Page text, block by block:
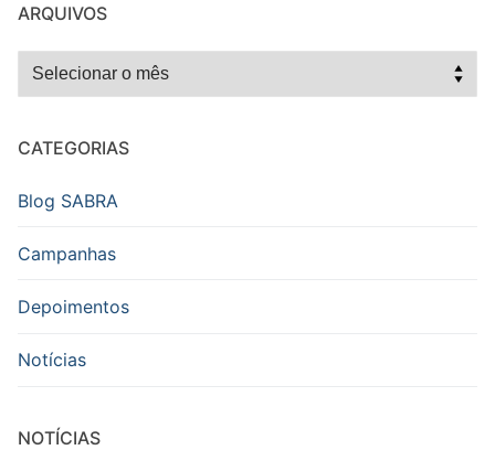
ARQUIVOS
Arquivos
CATEGORIAS
Blog SABRA
Campanhas
Depoimentos
Notícias
NOTÍCIAS